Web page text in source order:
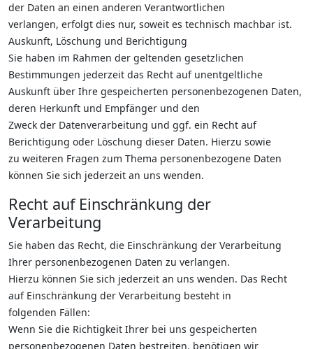
der Daten an einen anderen Verantwortlichen
verlangen, erfolgt dies nur, soweit es technisch machbar ist.
Auskunft, Löschung und Berichtigung
Sie haben im Rahmen der geltenden gesetzlichen
Bestimmungen jederzeit das Recht auf unentgeltliche
Auskunft über Ihre gespeicherten personenbezogenen Daten,
deren Herkunft und Empfänger und den
Zweck der Datenverarbeitung und ggf. ein Recht auf
Berichtigung oder Löschung dieser Daten. Hierzu sowie
zu weiteren Fragen zum Thema personenbezogene Daten
können Sie sich jederzeit an uns wenden.
Recht auf Einschränkung der
Verarbeitung
Sie haben das Recht, die Einschränkung der Verarbeitung
Ihrer personenbezogenen Daten zu verlangen.
Hierzu können Sie sich jederzeit an uns wenden. Das Recht
auf Einschränkung der Verarbeitung besteht in
folgenden Fällen:
Wenn Sie die Richtigkeit Ihrer bei uns gespeicherten
personenbezogenen Daten bestreiten, benötigen wir